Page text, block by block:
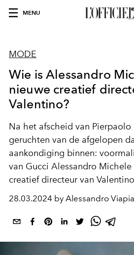
MENU
MODE
Wie is Alessandro
nieuwe creatief
Valentino?
Na het afscheid van
geruchten van de afgelopen
aankondiging binnen:
van Gucci Alessandro
creatief directeur van
28.03.2024 by Alessandro